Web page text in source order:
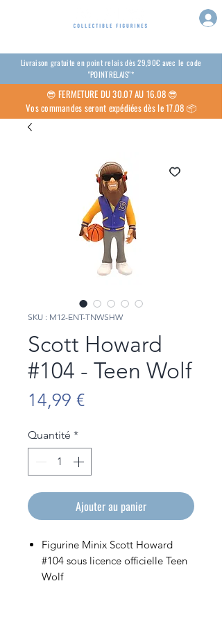
Livraison gratuite en point relais dès 29,90€ avec le code
"POINTRELAIS"*
😎FERMETURE DU 30.07 AU 16.08 😎
Vos commandes seront expédiées dès le 17.08 📦
SKU : M12-ENT-TNWSHW
Scott Howard
#104 - Teen Wolf
14,99 €Prix
Quantité *
Ajouter au panier
Figurine Minix Scott Howard
#104 sous licence officielle Teen
Wolf